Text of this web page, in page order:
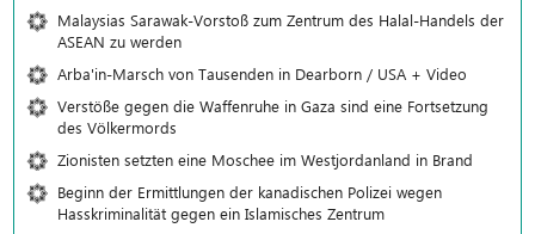
Malaysias Sarawak-Vorstoß zum Zentrum des Halal-Handels der
ASEAN zu werden
Arba'in-Marsch von Tausenden in Dearborn / USA + Video
Verstöße gegen die Waffenruhe in Gaza sind eine Fortsetzung
des Völkermords
Zionisten setzten eine Moschee im Westjordanland in Brand
Beginn der Ermittlungen der kanadischen Polizei wegen
Hasskriminalität gegen ein Islamisches Zentrum